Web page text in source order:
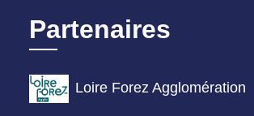
Partenaires
Loire Forez Agglomération